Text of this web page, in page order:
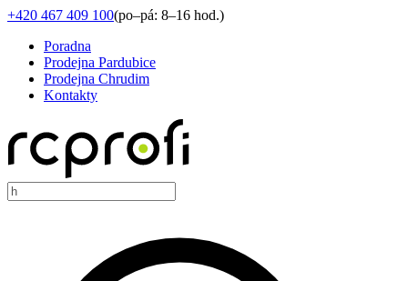
+420 467 409 100(po–pá: 8–16 hod.)
Poradna
Prodejna Pardubice
Prodejna Chrudim
Kontakty